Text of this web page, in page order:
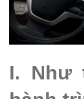
I. Như